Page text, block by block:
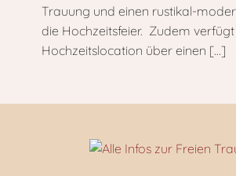
Trauung und einen rustikal-
die Hochzeitsfeier. Zudem
Hochzeitslocation über einen […]